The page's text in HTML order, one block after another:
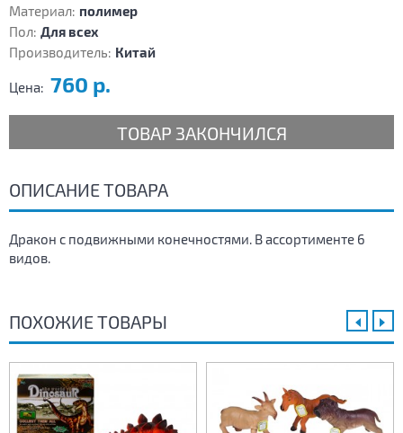
Материал: полимер
Пол: Для всех
Производитель: Китай
Цена: 760 р.
ТОВАР ЗАКОНЧИЛСЯ
ОПИСАНИЕ ТОВАРА
Дракон с подвижными конечностями. В ассортименте 6
видов.
ПОХОЖИЕ ТОВАРЫ